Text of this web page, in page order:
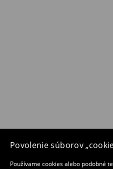
Povolenie súborov
Používame cookies alebo podobné